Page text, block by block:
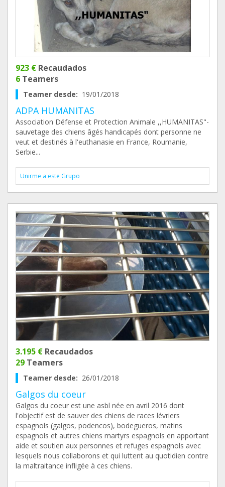
923 € Recaudados
6 Teamers
Teamer desde: 19/01/2018
ADPA HUMANITAS
Association Défense et Protection Animale ,,HUMANITAS"-
sauvetage des chiens âgés handicapés dont personne ne
veut et destinés à l'euthanasie en France, Roumanie,
Serbie...
Unirme a este Grupo
3.195 € Recaudados
29 Teamers
Teamer desde: 26/01/2018
Galgos du coeur
Galgos du coeur est une asbl née en avril 2016 dont
l'objectif est de sauver des chiens de races lévriers
espagnols (galgos, podencos), bodegueros, matins
espagnols et autres chiens martyrs espagnols en apportant
aide et soutien aux personnes et refuges espagnols avec
lesquels nous collaborons et qui luttent au quotidien contre
la maltraitance infligée à ces chiens.